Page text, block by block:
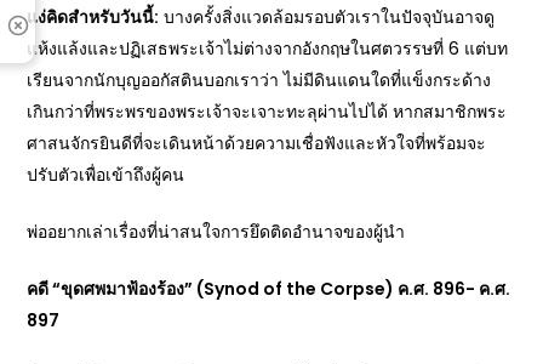
แง่คิดสำหรับวันนี้: บางครั้งสิ่งแวดล้อมรอบตัวเราในปัจจุบันอาจดู
แห้งแล้งและปฏิเสธพระเจ้าไม่ต่างจากอังกฤษในศตวรรษที่ 6 แต่บท
เรียนจากนักบุญออกัสตินบอกเราว่า ไม่มีดินแดนใดที่แข็งกระด้าง
เกินกว่าที่พระพรของพระเจ้าจะเจาะทะลุผ่านไปได้ หากสมาชิกพระ
ศาสนจักรยินดีที่จะเดินหน้าด้วยความเชื่อฟังและหัวใจที่พร้อมจะ
ปรับตัวเพื่อเข้าถึงผู้คน
พ่ออยากเล่าเรื่องที่น่าสนใจการยึดติดอำนาจของผู้นำ
คดี “ขุดศพมาฟ้องร้อง” (Synod of the Corpse) ค.ศ. 896- ค.ศ.
897